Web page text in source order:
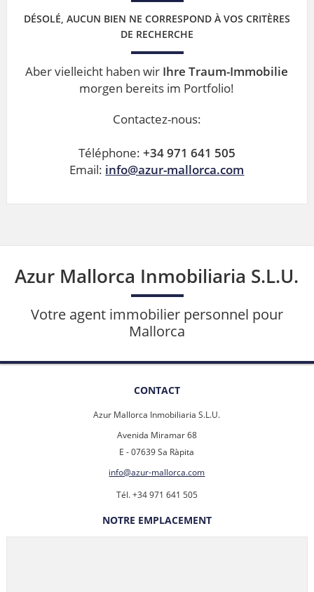
DÉSOLÉ, AUCUN BIEN NE CORRESPOND À VOS CRITÈRES
DE RECHERCHE
Aber vielleicht haben wir Ihre Traum-Immobilie
morgen bereits im Portfolio!
Contactez-nous:
Téléphone: +34 971 641 505
Email: info@azur-mallorca.com
Azur Mallorca Inmobiliaria S.L.U.
Votre agent immobilier personnel pour
Mallorca
CONTACT
Azur Mallorca Inmobiliaria S.L.U.
Avenida Miramar 68
E - 07639 Sa Ràpita
info@azur-mallorca.com
Tél. +34 971 641 505
NOTRE EMPLACEMENT